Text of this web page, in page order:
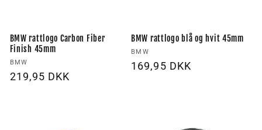
BMW rattlogo Carbon Fiber
Finish 45mm
Forhandler:
BMW
Vanlig
219,95 DKK
BMW rattlogo blå og hvit 45mm
Forhandler:
BMW
Vanlig
169,95 DKK